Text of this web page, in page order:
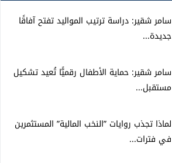
سامر شقير: دراسة ترتيب المواليد تفتح آفاقًا
جديدة...
سامر شقير: حماية الأطفال رقميًّا تُعيد تشكيل
مستقبل...
لماذا تجذب روايات ”النخب المالية” المستثمرين
في فترات...